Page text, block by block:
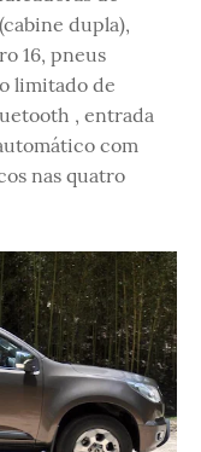
dupla),
16, pneus
limitado de
, entrada
com
nas quatro